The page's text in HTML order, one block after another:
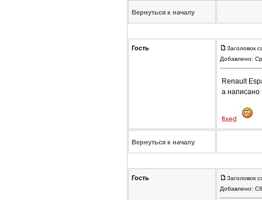
Вернуться к началу
Гость
Заголовок
Добавлено:
Renault
а
fixed
Вернуться к началу
Гость
Заголовок
Добавлено: